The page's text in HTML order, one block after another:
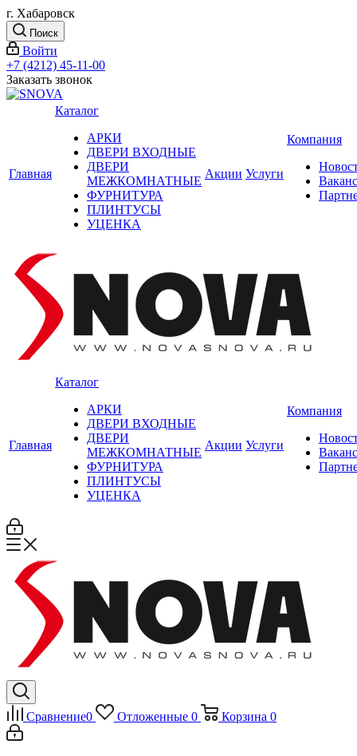
г. Хабаровск
Поиск
Войти
+7 (4212) 45-11-00
Заказать звонок
Главная
Каталог
АРКИ
ДВЕРИ ВХОДНЫЕ
ДВЕРИ
МЕЖКОМНАТНЫЕ
ФУРНИТУРА
ПЛИНТУСЫ
УЦЕНКА
Акции Услуги
Компания
Главная
Каталог
АРКИ
ДВЕРИ ВХОДНЫЕ
ДВЕРИ
МЕЖКОМНАТНЫЕ
ФУРНИТУРА
ПЛИНТУСЫ
УЦЕНКА
Акции Услуги
Компания
Сравнение0 Отложенные 0 Корзина 0